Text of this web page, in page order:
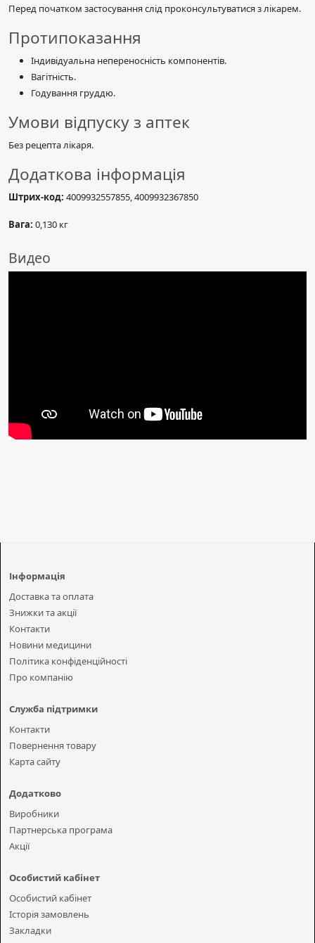
Перед початком застосування слід проконсультуватися з лікарем.
Протипоказання
Індивідуальна непереносність компонентів.
Вагітність.
Годування груддю.
Умови відпуску з аптек
Без рецепта лікаря.
Додаткова інформація
Штрих-код: 4009932557855, 4009932367850
Вага: 0,130 кг
Видео
Інформація
Доставка та оплата
Знижки та акції
Контакти
Новини медицини
Політика конфіденційності
Про компанію
Служба підтримки
Контакти
Повернення товару
Карта сайту
Додатково
Виробники
Партнерська програма
Акції
Особистий кабінет
Особистий кабінет
Історія замовлень
Закладки